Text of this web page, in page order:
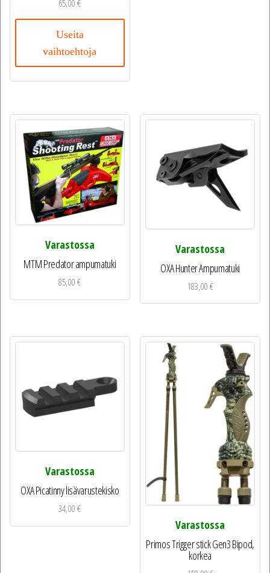
65,00€
Useita
vaihtoehtoja
Varastossa
MTM Predator ampumatuki
85,00€
Varastossa
OXA Hunter Ampumatuki
183,00€
Varastossa
OXA Picatinny lisävarustekisko
34,00€
Varastossa
Primos Trigger stick Gen3 Bipod,
korkea